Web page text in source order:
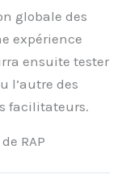
globale des
expérience
ensuite tester
l’autre des
facilitateurs.
RAP